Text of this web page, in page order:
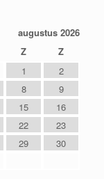
augustus 2026
Z
Z
1
2
8
9
15
16
22
23
29
30